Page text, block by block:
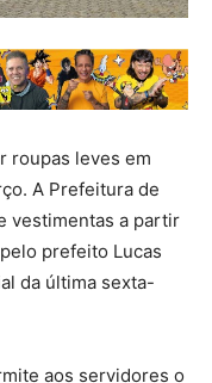
roupas leves em
A Prefeitura de
vestimentas a partir
prefeito Lucas
da última sexta-
aos servidores o